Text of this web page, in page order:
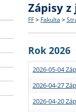
Struktura
Strategie
Podpora
Co
Učitelské
Rigorózní
O vědě a
Granty a
Aktuální
Zápisy
FF > Fakulta >
Rok 2026
2026-05-04
2026-04-27
2026-04-20